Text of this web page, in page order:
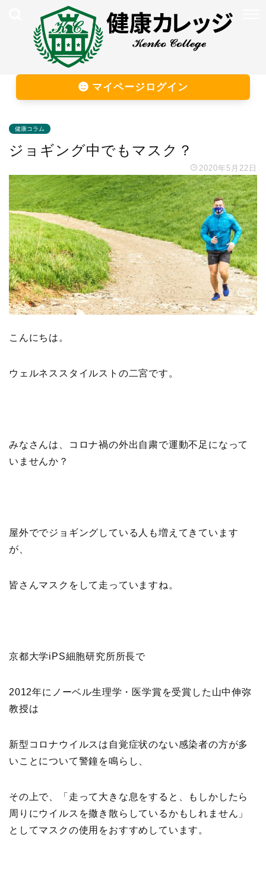
マイページログイン
健康コラム
ジョギング中でもマスク？
2020年5月22日
こんにちは。
ウェルネススタイルストの二宮です。
みなさんは、コロナ禍の外出自粛で運動不足になって
いませんか？
屋外ででジョギングしている人も増えてきています
が、
皆さんマスクをして走っていますね。
京都大学iPS細胞研究所所長で
2012年にノーベル生理学・医学賞を受賞した山中伸弥
教授は
新型コロナウイルスは自覚症状のない感染者の方が多
いことについて警鐘を鳴らし、
その上で、「走って大きな息をすると、もしかしたら
周りにウイルスを撒き散らしているかもしれません」
としてマスクの使用をおすすめしています。